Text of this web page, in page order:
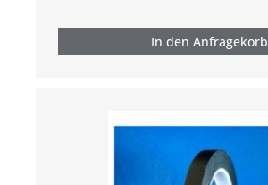
In den Anfragekorb